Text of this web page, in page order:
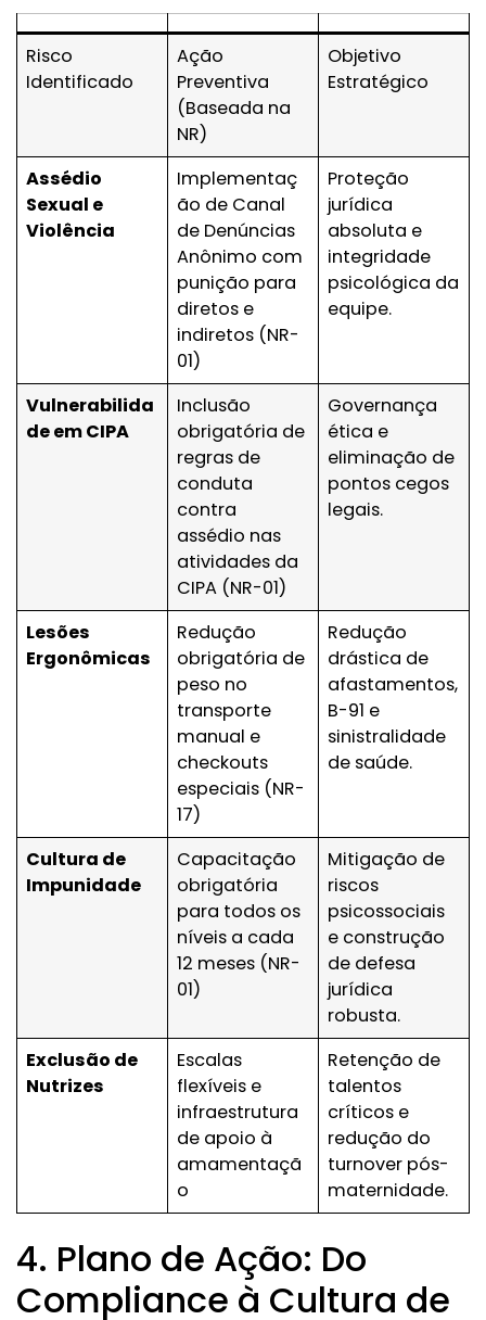
Risco
Identificado
Ação
Preventiva
(Baseada na
NR)
Objetivo
Estratégico
Assédio
Sexual e
Violência
Implementaç
ão de Canal
de Denúncias
Anônimo com
punição para
diretos e
indiretos (NR-
01)
Proteção
jurídica
absoluta e
integridade
psicológica da
equipe.
Vulnerabilida
de em CIPA
Inclusão
obrigatória de
regras de
conduta
contra
assédio nas
atividades da
CIPA (NR-01)
Governança
ética e
eliminação de
pontos cegos
legais.
Lesões
Ergonômicas
Redução
obrigatória de
peso no
transporte
manual e
checkouts
especiais (NR-
17)
Redução
drástica de
afastamentos,
B-91 e
sinistralidade
de saúde.
Cultura de
Impunidade
Capacitação
obrigatória
para todos os
níveis a cada
12 meses (NR-
01)
Mitigação de
riscos
psicossociais
e construção
de defesa
jurídica
robusta.
Exclusão de
Nutrizes
Escalas
flexíveis e
infraestrutura
de apoio à
amamentaçã
o
Retenção de
talentos
críticos e
redução do
turnover pós-
maternidade.
4. Plano de Ação: Do
Compliance à Cultura de